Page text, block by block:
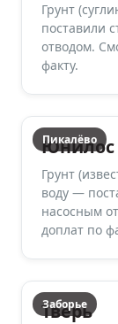
Грунт
поставили
отводом.
факту.
Пикалёво
Юнилос
Грунт
воду —
насосным
доплат по
Заборье
Тверь